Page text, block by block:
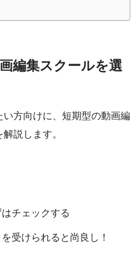
編集スクールを選
方向けに、短期型の動画編
説します。
チェックする
受けられると尚良し！